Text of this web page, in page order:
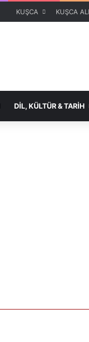
KUŞCA KUŞCA
DİL, KÜLTÜR & TARİH